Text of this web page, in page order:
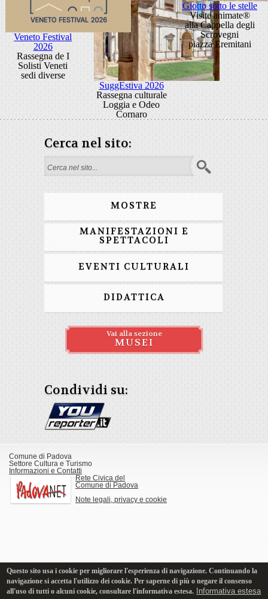
SuggEstiva 2026
Rassegna culturale
Loggia e Odeo
Cornaro
Veneto Festival
2026
Rassegna de I
Solisti Veneti
sedi diverse
Giotto sotto le stelle
Visite animate®
alla Cappella degli
Scrovegni
piazza Eremitani
Cerca nel sito:
Form di ricerca
MOSTRE
MANIFESTAZIONI E
SPETTACOLI
EVENTI CULTURALI
DIDATTICA
Vai alla sezione
MUSEI
Condividi su:
Comune di Padova
Settore Cultura e Turismo
Informazioni e Contatti
Rete Civica del
Comune di Padova
Note legali, privacy e cookie
Questo sito usa i cookie per migliorare l'esperienza di navigazione. Continuando la
navigazione si accetta l'utilizzo dei cookie. Per saperne di più o negare il consenso
all'uso di tutti o alcuni cookie, consultare l'informativa estesa. Informativa estesa